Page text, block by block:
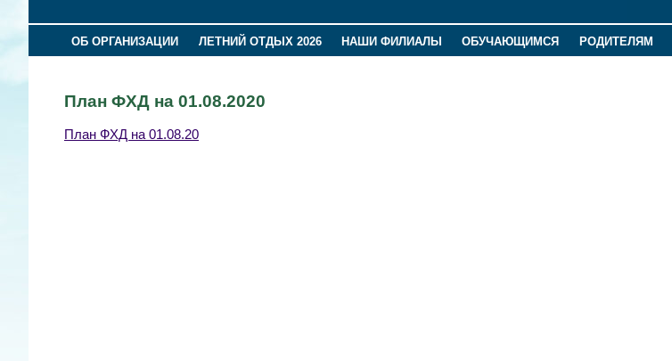
ОБ ОРГАНИЗАЦИИ ЛЕТНИЙ ОТДЫХ 2026 НАШИ ФИЛИАЛЫ ОБУЧАЮЩИМСЯ РОДИТЕЛЯМ
План ФХД на 01.08.2020
План ФХД на 01.08.20